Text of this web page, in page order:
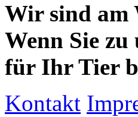
Wir sind am
Wenn Sie
für Ihr Tier
Kontakt